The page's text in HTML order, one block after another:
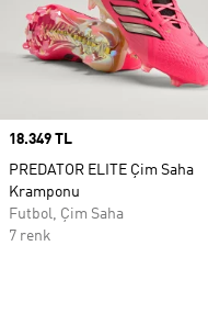
Price
18.349 TL
PREDATOR ELITE Çim Saha
Kramponu
Futbol, Çim Saha
7 renk